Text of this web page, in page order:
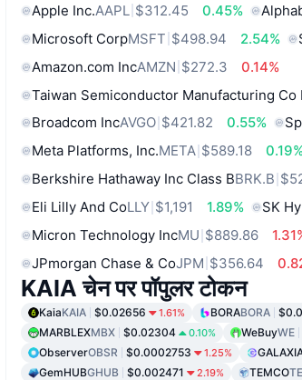
Apple Inc.AAPL $312.45 0.45%
Microsoft CorpMSFT $498.94 2.54%
Amazon.com IncAMZN $272.3
0.14%
Taiwan Semiconductor Manufacturing Co
Broadcom IncAVGO $421.82 0.55%
Meta Platforms, Inc.META $589.18
Berkshire Hathaway Inc Class BBRK.B
Eli Lilly And CoLLY $1,191 1.89% SK
Micron Technology IncMU $889.86
JPmorgan Chase & CoJPM $356.64
KAIA चेन पर पॉपुलर टोकन
KaiaKAIA $0.02656 1.61% BORABORA
MARBLEXMBX $0.02304 0.10% WeBuyWE
ObserverOBSR $0.0002753 1.25%
GemHUBGHUB $0.002471 2.19% TEMCO